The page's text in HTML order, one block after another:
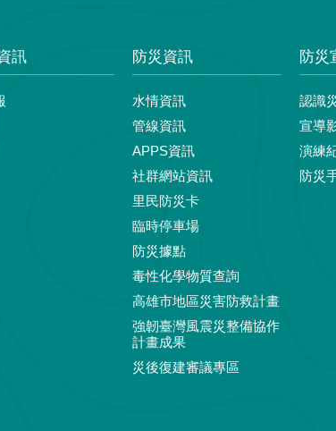
訊 防災資訊
水情資訊
管線資訊
APPS資訊
社群網站資訊
里民防災卡
臨時停車場
防災據點
毒性化學物質查詢
高雄市地區災害防救計畫
強韌臺灣風震災整備協作
計畫成果
災後復建審議專區
防災
認識
宣導
演練
防災